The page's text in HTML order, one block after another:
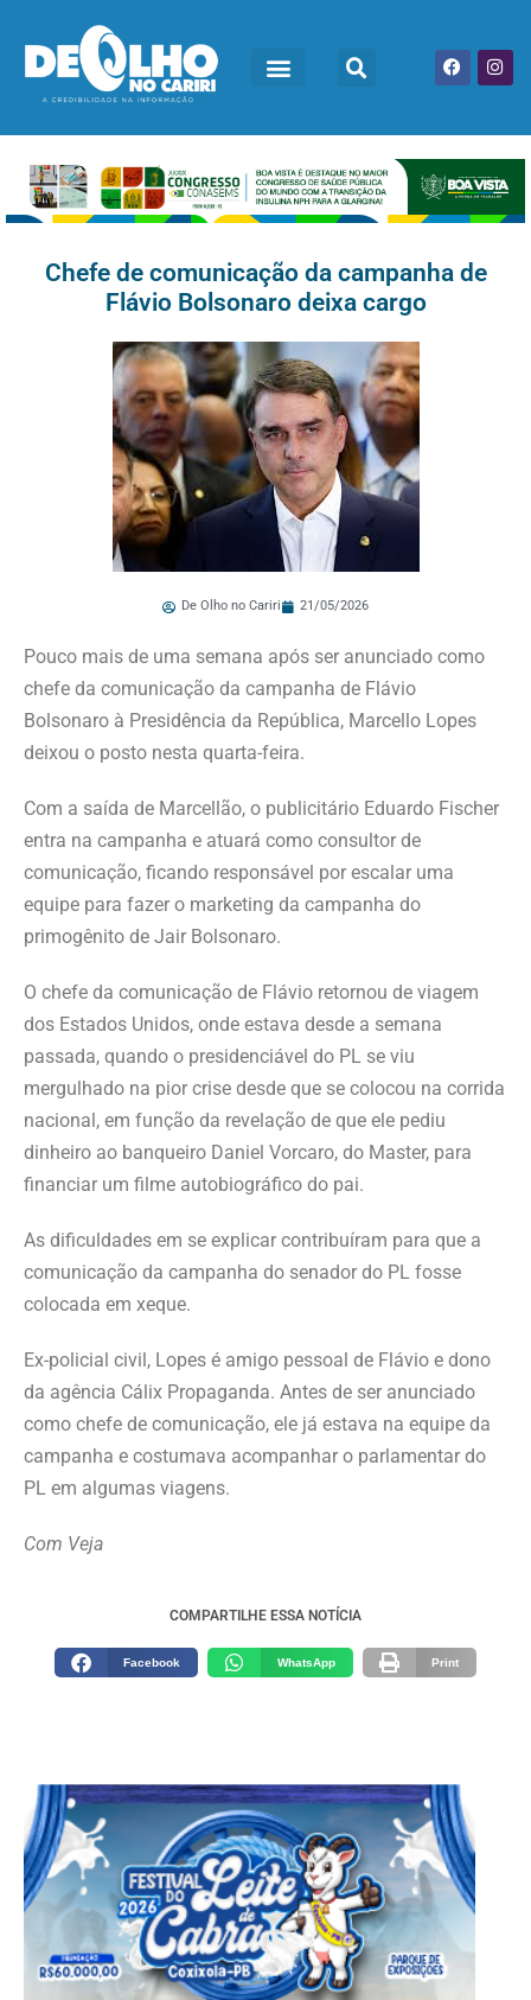
Chefe de comunicação da campanha de
Flávio Bolsonaro deixa cargo
De Olho no Cariri 21/05/2026
Pouco mais de uma semana após ser anunciado como
chefe da comunicação da campanha de Flávio
Bolsonaro à Presidência da República, Marcello Lopes
deixou o posto nesta quarta-feira.
Com a saída de Marcellão, o publicitário Eduardo Fischer
entra na campanha e atuará como consultor de
comunicação, ficando responsável por escalar uma
equipe para fazer o marketing da campanha do
primogênito de Jair Bolsonaro.
O chefe da comunicação de Flávio retornou de viagem
dos Estados Unidos, onde estava desde a semana
passada, quando o presidenciável do PL se viu
mergulhado na pior crise desde que se colocou na corrida
nacional, em função da revelação de que ele pediu
dinheiro ao banqueiro Daniel Vorcaro, do Master, para
financiar um filme autobiográfico do pai.
As dificuldades em se explicar contribuíram para que a
comunicação da campanha do senador do PL fosse
colocada em xeque.
Ex-policial civil, Lopes é amigo pessoal de Flávio e dono
da agência Cálix Propaganda. Antes de ser anunciado
como chefe de comunicação, ele já estava na equipe da
campanha e costumava acompanhar o parlamentar do
PL em algumas viagens.
Com Veja
COMPARTILHE ESSA NOTÍCIA
Facebook WhatsApp Print